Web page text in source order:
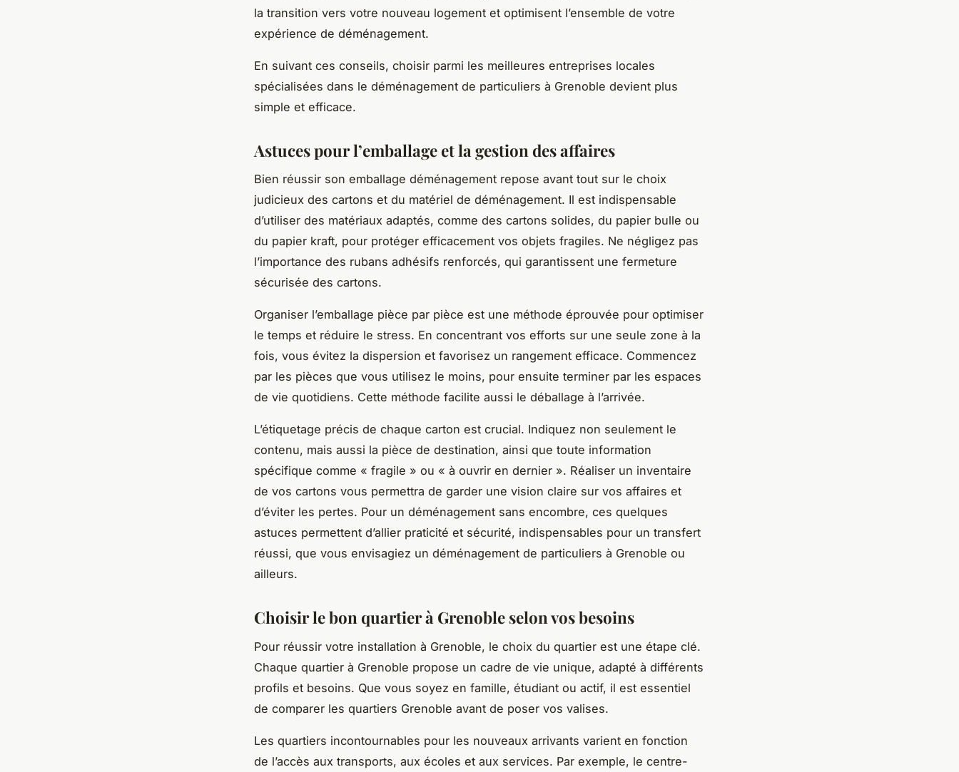
la transition vers votre nouveau logement et optimisent l’ensemble de votre
expérience de déménagement.
En suivant ces conseils, choisir parmi les meilleures entreprises locales
spécialisées dans le déménagement de particuliers à Grenoble devient plus
simple et efficace.
Astuces pour l’emballage et la gestion des affaires
Bien réussir son emballage déménagement repose avant tout sur le choix
judicieux des cartons et du matériel de déménagement. Il est indispensable
d’utiliser des matériaux adaptés, comme des cartons solides, du papier bulle ou
du papier kraft, pour protéger efficacement vos objets fragiles. Ne négligez pas
l’importance des rubans adhésifs renforcés, qui garantissent une fermeture
sécurisée des cartons.
Organiser l’emballage pièce par pièce est une méthode éprouvée pour optimiser
le temps et réduire le stress. En concentrant vos efforts sur une seule zone à la
fois, vous évitez la dispersion et favorisez un rangement efficace. Commencez
par les pièces que vous utilisez le moins, pour ensuite terminer par les espaces
de vie quotidiens. Cette méthode facilite aussi le déballage à l’arrivée.
L’étiquetage précis de chaque carton est crucial. Indiquez non seulement le
contenu, mais aussi la pièce de destination, ainsi que toute information
spécifique comme « fragile » ou « à ouvrir en dernier ». Réaliser un inventaire
de vos cartons vous permettra de garder une vision claire sur vos affaires et
d’éviter les pertes. Pour un déménagement sans encombre, ces quelques
astuces permettent d’allier praticité et sécurité, indispensables pour un transfert
réussi, que vous envisagiez un déménagement de particuliers à Grenoble ou
ailleurs.
Choisir le bon quartier à Grenoble selon vos besoins
Pour réussir votre installation à Grenoble, le choix du quartier est une étape clé.
Chaque quartier à Grenoble propose un cadre de vie unique, adapté à différents
profils et besoins. Que vous soyez en famille, étudiant ou actif, il est essentiel
de comparer les quartiers Grenoble avant de poser vos valises.
Les quartiers incontournables pour les nouveaux arrivants varient en fonction
de l’accès aux transports, aux écoles et aux services. Par exemple, le centre-